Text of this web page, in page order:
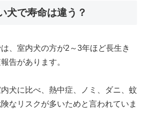
犬で寿命は違う？
、室内犬の方が2～3年ほど長生き
告があります。
犬に比べ、熱中症、ノミ、ダニ、蚊
なリスクが多いためと言われていま